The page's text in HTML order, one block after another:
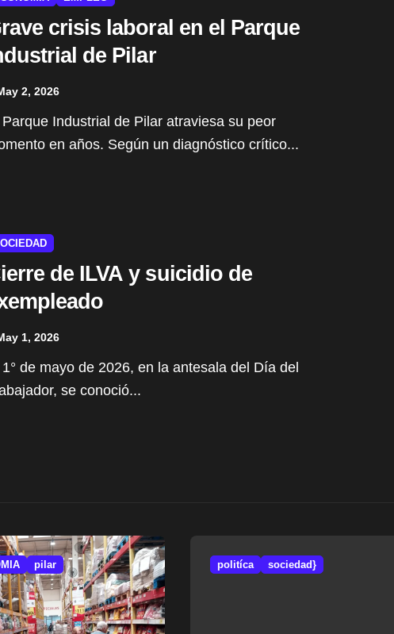
crisis laboral en el Parque
de Pilar
2, 2026
en años. Según un diagnóstico crítico...
de ILVA y suicidio de
1, 2026
se conoció...
pilar politíca sociedad}